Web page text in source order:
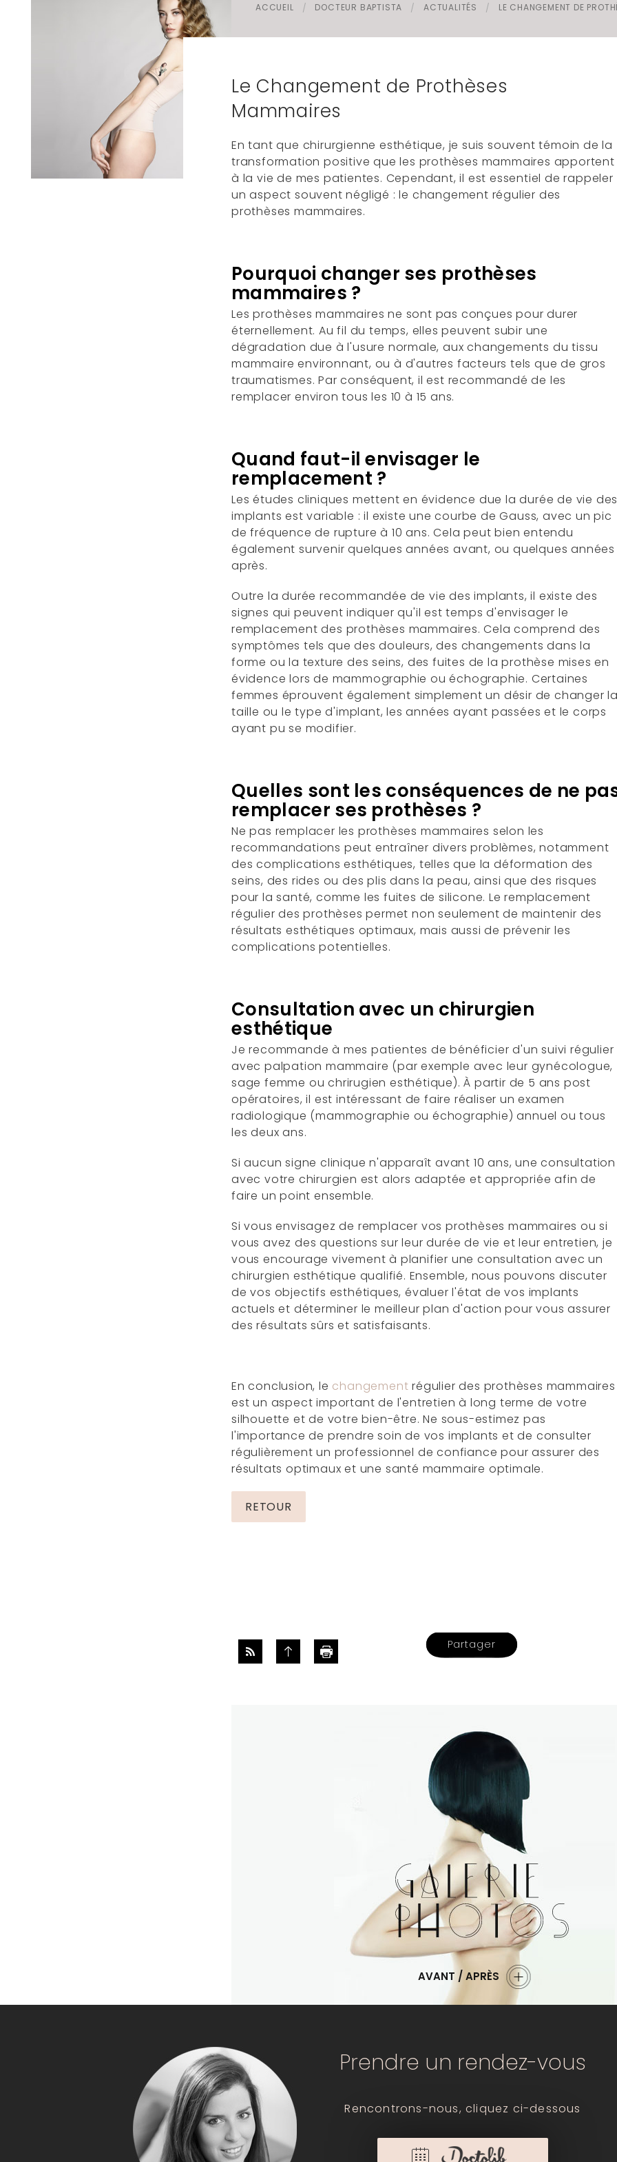
Foire aux questions
ACCUEIL DOCTEUR BAPTISTA ACTUALITÉS LE CHANGEMENT DE
Le Changement de Prothèses
Mammaires
En tant que chirurgienne esthétique, je suis souvent témoin de la
transformation positive que les prothèses mammaires apportent
à la vie de mes patientes. Cependant, il est essentiel de rappeler
un aspect souvent négligé : le changement régulier des
prothèses mammaires.
Pourquoi changer ses prothèses
mammaires ?
Les prothèses mammaires ne sont pas conçues pour durer
éternellement. Au fil du temps, elles peuvent subir une
dégradation due à l'usure normale, aux changements du tissu
mammaire environnant, ou à d'autres facteurs tels que de gros
traumatismes. Par conséquent, il est recommandé de les
remplacer environ tous les 10 à 15 ans.
Quand faut-il envisager le
remplacement ?
Les études cliniques mettent en évidence due la durée de vie
implants est variable : il existe une courbe de Gauss, avec un pic
de fréquence de rupture à 10 ans. Cela peut bien entendu
également survenir quelques années avant, ou quelques années
après.
Outre la durée recommandée de vie des implants, il existe des
signes qui peuvent indiquer qu'il est temps d'envisager le
remplacement des prothèses mammaires. Cela comprend des
symptômes tels que des douleurs, des changements dans la
forme ou la texture des seins, des fuites de la prothèse mises en
évidence lors de mammographie ou échographie. Certaines
femmes éprouvent également simplement un désir de changer
taille ou le type d'implant, les années ayant passées et le corps
ayant pu se modifier.
Quelles sont les conséquences de ne
remplacer ses prothèses ?
Ne pas remplacer les prothèses mammaires selon les
recommandations peut entraîner divers problèmes, notamment
des complications esthétiques, telles que la déformation des
seins, des rides ou des plis dans la peau, ainsi que des risques
pour la santé, comme les fuites de silicone. Le remplacement
régulier des prothèses permet non seulement de maintenir des
résultats esthétiques optimaux, mais aussi de prévenir les
complications potentielles.
Consultation avec un chirurgien
esthétique
Je recommande à mes patientes de bénéficier d'un suivi régulier
avec palpation mammaire (par exemple avec leur gynécologue,
sage femme ou chrirugien esthétique). À partir de 5 ans post
opératoires, il est intéressant de faire réaliser un examen
radiologique (mammographie ou échographie) annuel ou tous
les deux ans.
Si aucun signe clinique n'apparaît avant 10 ans, une consultation
avec votre chirurgien est alors adaptée et appropriée afin de
faire un point ensemble.
Si vous envisagez de remplacer vos prothèses mammaires ou si
vous avez des questions sur leur durée de vie et leur entretien, je
vous encourage vivement à planifier une consultation avec un
chirurgien esthétique qualifié. Ensemble, nous pouvons discuter
de vos objectifs esthétiques, évaluer l'état de vos implants
actuels et déterminer le meilleur plan d'action pour vous assurer
des résultats sûrs et satisfaisants.
En conclusion, le changement régulier des prothèses mammaires
est un aspect important de l'entretien à long terme de votre
silhouette et de votre bien-être. Ne sous-estimez pas
l'importance de prendre soin de vos implants et de consulter
régulièrement un professionnel de confiance pour assurer des
résultats optimaux et une santé mammaire optimale.
RETOUR
Partager
AVANT / APRÈS
Prendre un rendez-vous
Rencontrons-nous, cliquez ci-dessous